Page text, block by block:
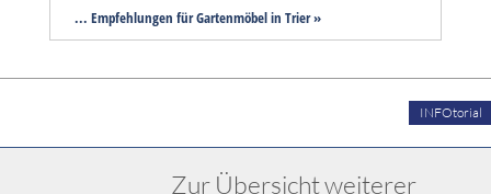
... Empfehlungen für Gartenmöbel in Trier »
INFOtorial
Zur Übersicht weiterer